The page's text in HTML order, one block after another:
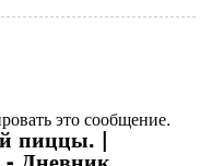
это сообщение.
пиццы. |